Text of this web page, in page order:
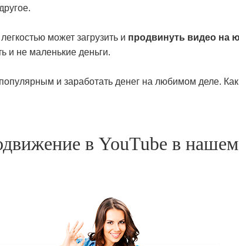
может загрузить и продвинуть видео на
и не маленькие деньги.
популярным и заработать денег на любимом деле.
в YouTube в нашем